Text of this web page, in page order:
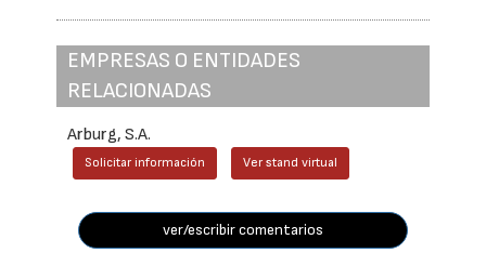
EMPRESAS O ENTIDADES
RELACIONADAS
Arburg, S.A.
Solicitar información Ver stand virtual
ver/escribir comentarios